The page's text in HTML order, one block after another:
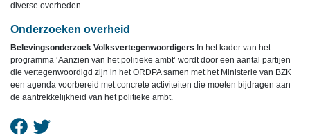
diverse overheden.
Onderzoeken overheid
Belevingsonderzoek Volksvertegenwoordigers In het kader van het
programma ‘Aanzien van het politieke ambt’ wordt door een aantal partijen
die vertegenwoordigd zijn in het ORDPA samen met het Ministerie van BZK
een agenda voorbereid met concrete activiteiten die moeten bijdragen aan
de aantrekkelijkheid van het politieke ambt.